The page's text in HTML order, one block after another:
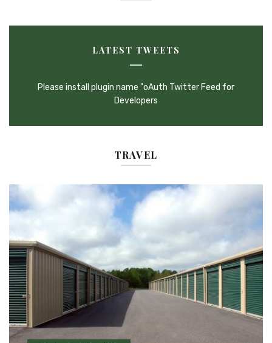
LATEST TWEETS
Please install plugin name "oAuth Twitter Feed for
Developers
TRAVEL